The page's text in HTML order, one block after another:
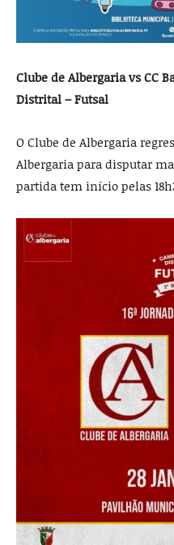
Clube de Albergaria vs CC
Distrital – Futsal
O Clube de Albergaria
Albergaria para disputar
partida tem início pelas